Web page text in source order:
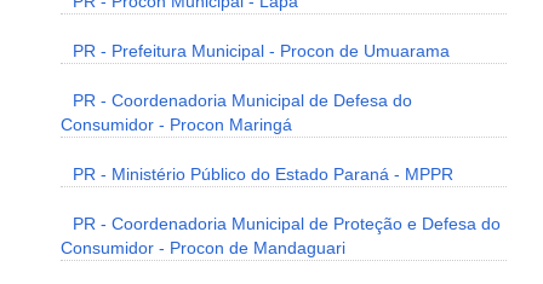
PR - Prefeitura Municipal - Procon de Umuarama
PR - Coordenadoria Municipal de Defesa do
Consumidor - Procon Maringá
PR - Ministério Público do Estado Paraná - MPPR
PR - Coordenadoria Municipal de Proteção e Defesa do
Consumidor - Procon de Mandaguari